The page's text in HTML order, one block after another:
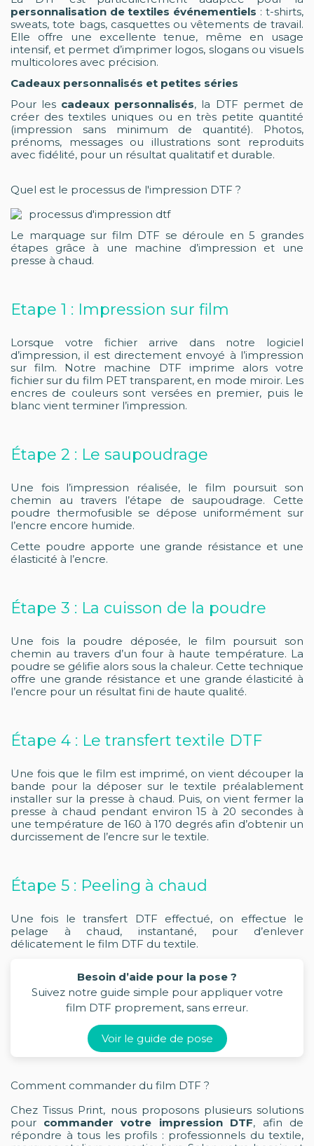
personnalisation de textiles événementiels : t-shirts,
sweats, tote bags, casquettes ou vêtements de travail.
Elle offre une excellente tenue, même en usage
intensif, et permet d’imprimer logos, slogans ou visuels
multicolores avec précision.
Cadeaux personnalisés et petites séries
Pour les cadeaux personnalisés, la DTF permet de
créer des textiles uniques ou en très petite quantité
(impression sans minimum de quantité). Photos,
prénoms, messages ou illustrations sont reproduits
avec fidélité, pour un résultat qualitatif et durable.
Quel est le processus de l'impression DTF ?
processus d'impression dtf
Le marquage sur film DTF se déroule en 5 grandes
étapes grâce à une machine d’impression et une
presse à chaud.
Etape 1 : Impression sur film
Lorsque votre fichier arrive dans notre logiciel
d’impression, il est directement envoyé à l’impression
sur film. Notre machine DTF imprime alors votre
fichier sur du film PET transparent, en mode miroir. Les
encres de couleurs sont versées en premier, puis le
blanc vient terminer l’impression.
Étape 2 : Le saupoudrage
Une fois l’impression réalisée, le film poursuit son
chemin au travers l’étape de saupoudrage. Cette
poudre thermofusible se dépose uniformément sur
l’encre encore humide.
Cette poudre apporte une grande résistance et une
élasticité à l’encre.
Étape 3 : La cuisson de la poudre
Une fois la poudre déposée, le film poursuit son
chemin au travers d’un four à haute température. La
poudre se gélifie alors sous la chaleur. Cette technique
offre une grande résistance et une grande élasticité à
l’encre pour un résultat fini de haute qualité.
Étape 4 : Le transfert textile DTF
Une fois que le film est imprimé, on vient découper la
bande pour la déposer sur le textile préalablement
installer sur la presse à chaud. Puis, on vient fermer la
presse à chaud pendant environ 15 à 20 secondes à
une température de 160 à 170 degrés afin d’obtenir un
durcissement de l’encre sur le textile.
Étape 5 : Peeling à chaud
Une fois le transfert DTF effectué, on effectue le
pelage à chaud, instantané, pour d’enlever
délicatement le film DTF du textile.
Besoin d’aide pour la pose ?
Suivez notre guide simple pour appliquer votre
film DTF proprement, sans erreur.
Voir le guide de pose
Comment commander du film DTF ?
Chez Tissus Print, nous proposons plusieurs solutions
pour commander votre impression DTF, afin de
répondre à tous les profils : professionnels du textile,